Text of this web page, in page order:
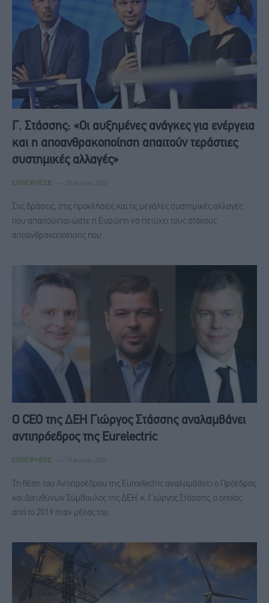
Γ. Στάσσης: «Οι αυξημένες ανάγκες για ενέργεια
και η αποανθρακοποίηση απαιτούν τεράστιες
συστημικές αλλαγές»
ΕΠΙΧΕΙΡΉΣΕΙΣ 20 Ιουνίου, 2023
Στις δράσεις, στις προκλήσεις και τις μεγάλες συστημικές αλλαγές
που απαιτούνται ώστε η Ευρώπη να πετύχει τους στόχους
αποανθρακοποίησης που…
Ο CEO της ΔΕΗ Γιώργος Στάσσης αναλαμβάνει
αντιπρόεδρος της Eurelectric
ΕΠΙΧΕΙΡΉΣΕΙΣ 19 Ιουνίου, 2023
Τη θέση του Αντιπροέδρου της Euroelectric αναλαμβάνει ο Πρόεδρος
και Διευθύνων Σύμβουλος της ΔΕΗ, κ. Γιώργος Στάσσης, ο οποίος
από το 2019 ήταν μέλος του…